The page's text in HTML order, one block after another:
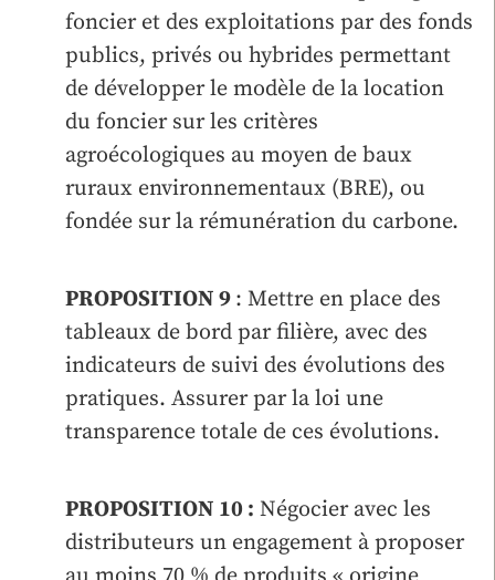
foncier et des exploitations par des fonds
publics, privés ou hybrides permettant
de développer le modèle de la location
du foncier sur les critères
agroécologiques au moyen de baux
ruraux environnementaux (BRE), ou
fondée sur la rémunération du carbone.
PROPOSITION 9 : Mettre en place des
tableaux de bord par filière, avec des
indicateurs de suivi des évolutions des
pratiques. Assurer par la loi une
transparence totale de ces évolutions.
PROPOSITION 10 : Négocier avec les
distributeurs un engagement à proposer